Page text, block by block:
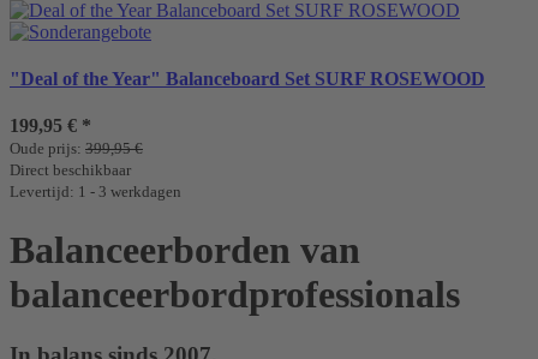
"Deal of the Year" Balanceboard Set SURF ROSEWOOD
199,95 € *
Oude prijs: 399,95 €
Direct beschikbaar
Levertijd: 1 - 3 werkdagen
Balanceerborden van
balanceerbordprofessionals